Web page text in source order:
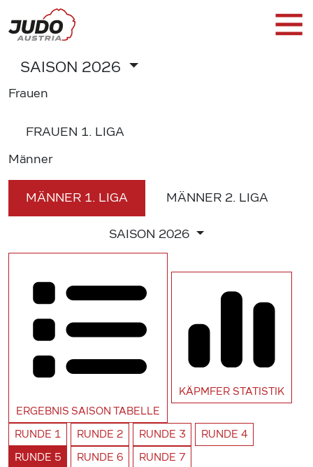
SAISON 2026
Frauen
FRAUEN 1. LIGA
Männer
MÄNNER 1. LIGA MÄNNER 2. LIGA
SAISON 2026
ERGEBNIS SAISON TABELLE
KÄPMFER STATISTIK
RUNDE 1 RUNDE 2 RUNDE 3 RUNDE 4
RUNDE 5 RUNDE 6 RUNDE 7